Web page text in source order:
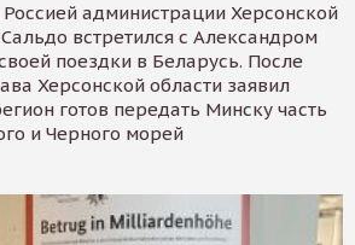
Россией администрации Херсонской
встретился с Александром
поездки в Беларусь. После
Херсонской области заявил
готов передать Минску часть
и Черного морей